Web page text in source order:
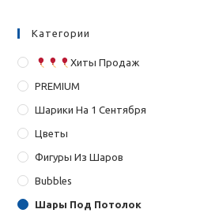
Категории
Хиты Продаж
PREMIUM
Шарики На 1 Сентября
Цветы
Фигуры Из Шаров
Bubbles
Шары Под Потолок